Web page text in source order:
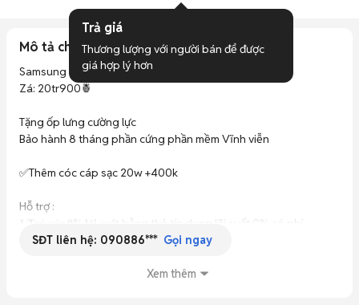
Trợ giá thu cũ lên đời máy
Mô tả chi tiết
Samsung Zfold 6 xám 256 VN
Zá: 20tr900🍍
Tặng ốp lưng cường lực
Bảo hành 8 tháng phần cứng phần mềm Vĩnh viễn
✅Thêm cóc cáp sạc 20w +400k
Hỗ trợ :
𝟏.𝐓𝐫𝐚̉ 𝐠𝐨́𝐩 𝟎% 𝐥𝐚̃𝐢 𝐬𝐮𝐚̂́𝐭 bằng thẻ tín dụng lãi suất 0% có phí
chuyển đổi
dân có chíp - Hồ sơ đơn giản - Chỉ cần CCCD - Duyệt nhanh 20
SĐT liên hệ: 090886*** Gọi ngay
Xem thêm
Trả giá
Thương lượng với người bán để được
giá hợp lý hơn